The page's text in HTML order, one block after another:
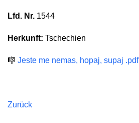
Lfd. Nr. 1544
Herkunft: Tschechien
🎼 Jeste me nemas, hopaj, supaj .pdf
Zurück